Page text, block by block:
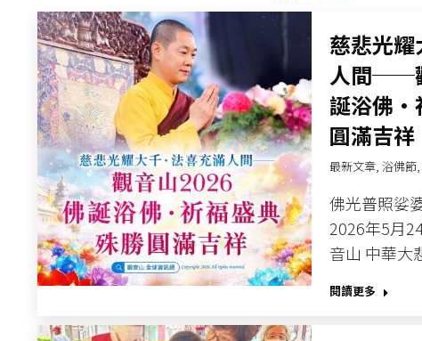
慈悲光
人間──
誕浴佛•
圓滿吉祥
最新文章, 浴佛節,
佛光普照娑
2026年5月
音山 中華
閱讀更多